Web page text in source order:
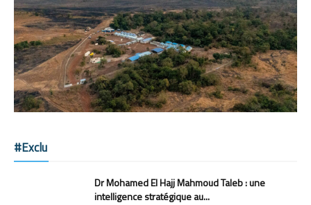
#Exclu
Dr Mohamed El Hajj Mahmoud Taleb : une
intelligence stratégique au...